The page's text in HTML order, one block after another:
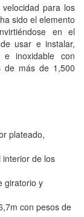
para los
sido el elemento
en el
usar e instalar,
inoxidable con
de más de 1,500
plateado,
de los
giratorio y
con pesos de